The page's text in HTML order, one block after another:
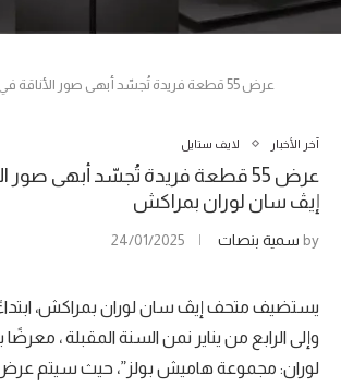
عرض 55 قطعة فريدة تُجسّد أبهى صور
آخر الأخبار لايف ستايل
عرض 55 قطعة فريدة تُجسّد أبهى
إيڤ سان لوران بمراكش
by سمية بنصات 24/01/2025
وإلى الرابع من يناير نمن السنة المقبلة ،